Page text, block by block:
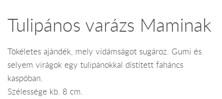
Tulipános varázs Maminak
Tökéletes ajándék, mely vidámságot sugároz. Gumi és
selyem virágok egy tulipánokkal dístített faháncs
kaspóban.
Szélessége kb. 8 cm.